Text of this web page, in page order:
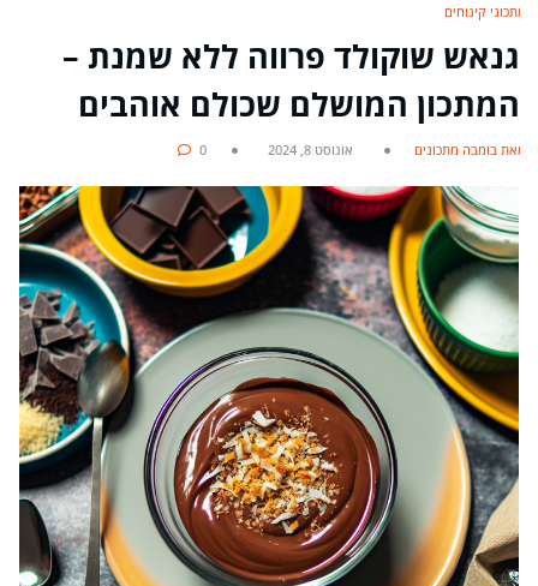
מתכוני קינוחים
גנאש שוקולד פרווה ללא שמנת –
המתכון המושלם שכולם אוהבים
מאת בומבה מתכונים אוגוסט 8, 2024 0